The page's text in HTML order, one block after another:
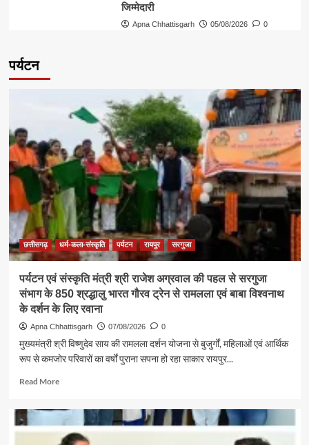
जिम्मेदारी
Apna Chhattisgarh 05/08/2026 0
पर्यटन
छत्तीसगढ़ धर्म-कला-संस्कृति पर्यटन रायपुर सरगुजा
पर्यटन एवं संस्कृति मंत्री श्री राजेश अग्रवाल की पहल से सरगुजा
संभाग के 850 श्रद्धालु भारत गौरव ट्रेन से रामलला एवं बाबा विश्वनाथ
के दर्शन के लिए रवाना
Apna Chhattisgarh 07/08/2026 0
मुख्यमंत्री श्री विष्णुदेव साय की रामलला दर्शन योजना से बुजुर्गों, महिलाओं एवं आर्थिक
रूप से कमजोर परिवारों का वर्षों पुराना सपना हो रहा साकार रायपुर...
Read MoreRead
पर्यटन
एवं